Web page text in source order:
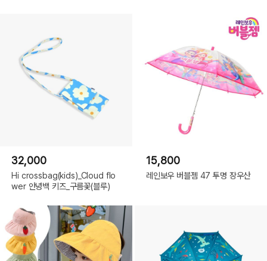
32,000
Hi crossbag(kids)_Cloud flo
wer 안녕백 키즈_구름꽃(블루)
15,800
레인보우 버블젬 47 투명 장우산